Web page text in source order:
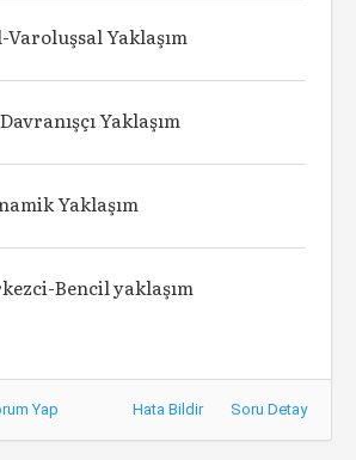
Varoluşsal Yaklaşım
Yaklaşım
Yaklaşım
Bencil yaklaşım
Yap Hata Bildir Soru Detay